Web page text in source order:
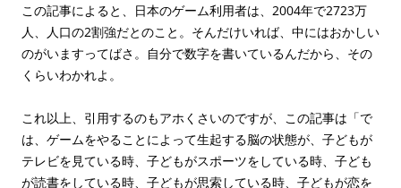
この記事によると、日本のゲーム利用者は、2004年で2723万
人、人口の2割強だとのこと。そんだけいれば、中にはおかしい
のがいますってばさ。自分で数字を書いているんだから、その
くらいわかれよ。
これ以上、引用するのもアホくさいのですが、この記事は「で
は、ゲームをやることによって生起する脳の状態が、子どもが
テレビを見ている時、子どもがスポーツをしている時、子ども
が読書をしている時、子どもが思索している時、子どもが恋を